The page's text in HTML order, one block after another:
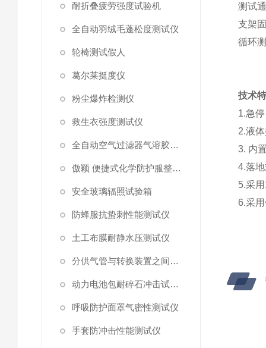
耐折叠疲劳强度试验机
全自动羽绒毛蓬松度测试仪
轮椅测试假人
葛尔莱挺度仪
粉尘爆炸检测仪
救生衣强度测试仪
全自动空气过滤器气溶胶细菌截留测试仪
傲颖 便捷式化学防护服整体气密性测试仪
安全玻璃辐照试验箱
防蜂服抗蛰刺性能测试仪
土工布膜耐静水压测试仪
分供气管与转换装置之间连接强度试验机
动力电池包耐碎石冲击试验机
呼吸防护面罩气密性测试仪
手套防冲击性能测试仪
测试
支架
循环
技术
1.急
2.液
3. 内
4.落
5.采用
6.采